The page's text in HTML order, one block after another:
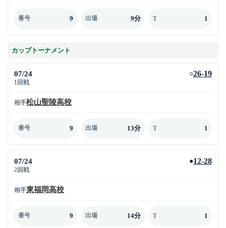
番号 9 出場 9分 T 1
カップトーナメント
07/24
1回戦
○26-19
相手松山聖陵高校
番号 9 出場 13分 T 1
07/24
2回戦
●12-28
相手東福岡高校
番号 9 出場 14分 T 1